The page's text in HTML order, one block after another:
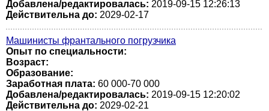
Добавлена/редактировалась: 2019-09-15 12:26:13
Действительна до: 2029-02-17
Машинисты франтального погрузчика
Опыт по специальности:
Возраст:
Образование:
Заработная плата: 60 000-70 000
Добавлена/редактировалась: 2019-09-15 12:20:02
Действительна до: 2029-02-21